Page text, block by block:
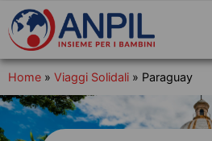
Home » Viaggi Solidali » Paraguay